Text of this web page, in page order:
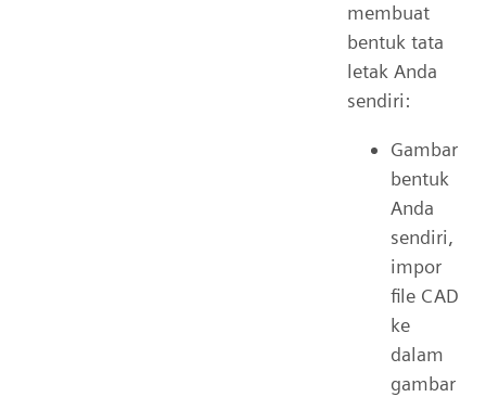
membuat
bentuk tata
letak Anda
sendiri:
Gambar
bentuk
Anda
sendiri,
impor
file CAD
ke
dalam
gambar